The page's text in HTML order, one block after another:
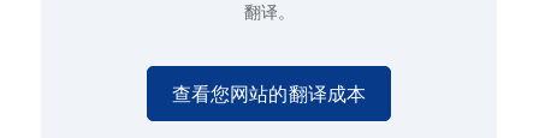
翻译。
查看您网站的翻译成本